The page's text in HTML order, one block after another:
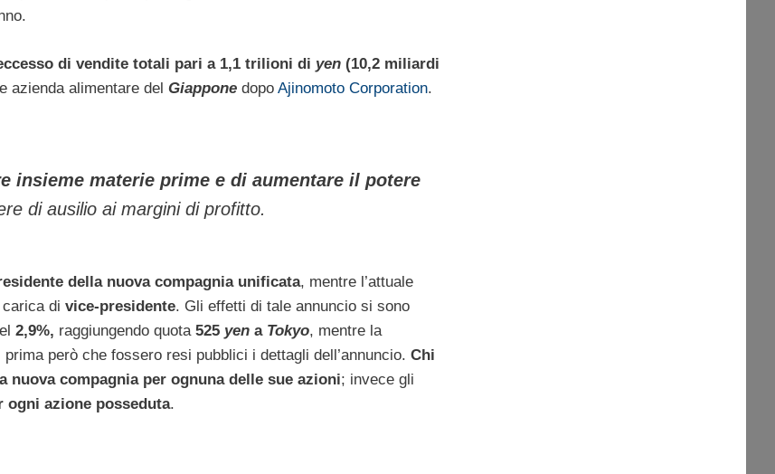
di vendite totali pari a 1,1 trilioni di yen (10,2 miliardi
azienda alimentare del Giappone dopo Ajinomoto Corporation.
insieme materie prime e di aumentare il potere
di ausilio ai margini di profitto.
della nuova compagnia unificata, mentre l’attuale
di vice-presidente. Gli effetti di tale annuncio si sono
2,9%, raggiungendo quota 525 yen a Tokyo, mentre la
prima però che fossero resi pubblici i dettagli dell’annuncio. Chi
nuova compagnia per ognuna delle sue azioni; invece gli
ogni azione posseduta.